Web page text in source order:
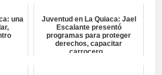
una
Juventud en La Quiaca: Jael
Escalante presentó
programas para proteger
derechos, capacitar
carrocero...